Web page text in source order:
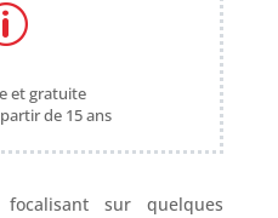
et gratuite
de 15 ans
sur quelques